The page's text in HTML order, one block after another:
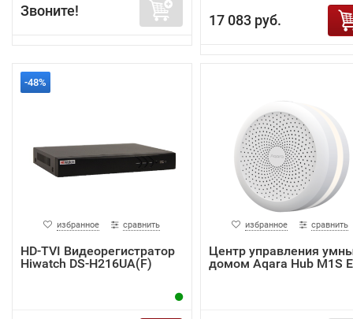
Звоните!
17 083 руб.
-48%
избранное сравнить
HD-TVI Видеорегистратор
Hiwatch DS-H216UA(F)
избранное сравнить
Центр управления
домом Aqara Hub M1S